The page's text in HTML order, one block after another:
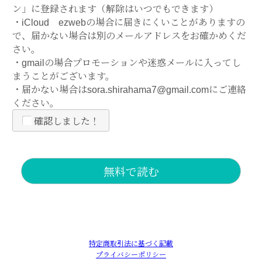
ン」に登録されます（解除はいつでもできます）
・iCloud ezwebの場合に届きにくいことがありますの
で、届かない場合は別のメールアドレスをお確かめくだ
さい。
・gmailの場合プロモーションや迷惑メールに入ってし
まうことがございます。
・届かない場合はsora.shirahama7@gmail.comにご連絡
ください。
確認しました！
特定商取引法に基づく記載
プライバシーポリシー